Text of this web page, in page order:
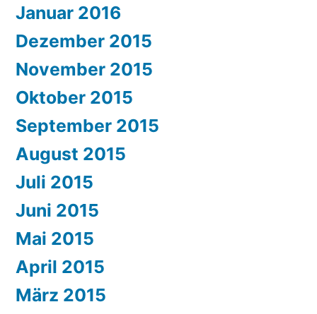
Januar 2016
Dezember 2015
November 2015
Oktober 2015
September 2015
August 2015
Juli 2015
Juni 2015
Mai 2015
April 2015
März 2015